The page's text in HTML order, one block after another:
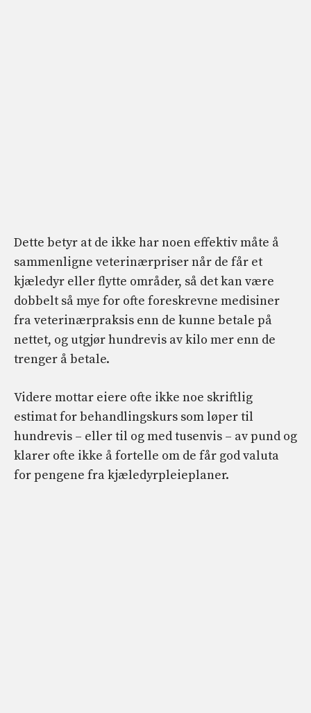
Dette betyr at de ikke har noen effektiv måte å
sammenligne veterinærpriser når de får et
kjæledyr eller flytte områder, så det kan være
dobbelt så mye for ofte foreskrevne medisiner
fra veterinærpraksis enn de kunne betale på
nettet, og utgjør hundrevis av kilo mer enn de
trenger å betale.
Videre mottar eiere ofte ikke noe skriftlig
estimat for behandlingskurs som løper til
hundrevis – eller til og med tusenvis – av pund og
klarer ofte ikke å fortelle om de får god valuta
for pengene fra kjæledyrpleieplaner.